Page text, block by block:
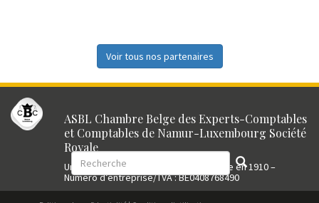
Voir tous nos partenaires
ASBL Chambre Belge des Experts-Comptables
et Comptables de Namur-Luxembourg Société
Royale
Union professionnelle reconnue fondée en 1910 –
Numéro d’entreprise/TVA : BE0408768490